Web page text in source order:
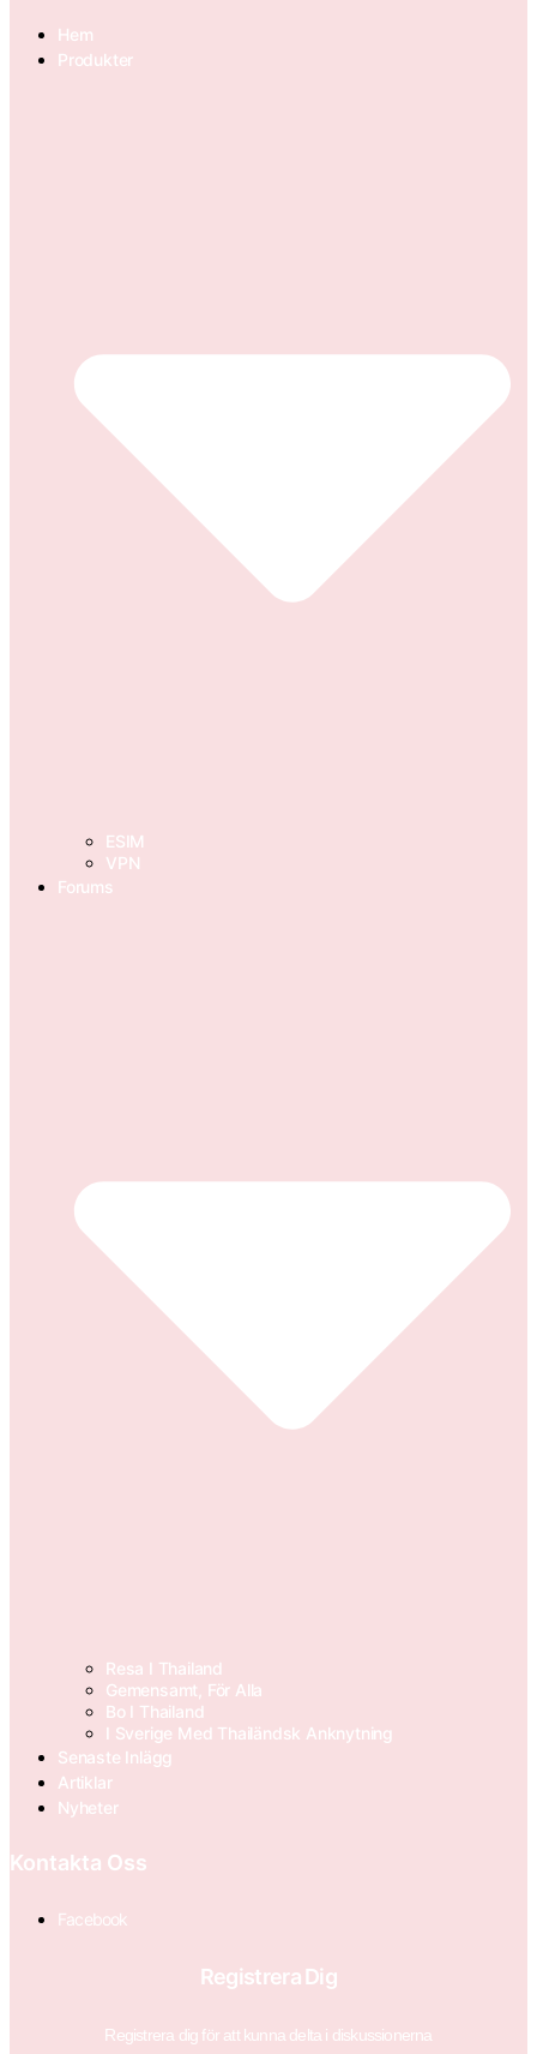
Hem
Produkter
ESIM
VPN
Forums
Resa I Thailand
Gemensamt, För Alla
Bo I Thailand
I Sverige Med Thailändsk Anknytning
Senaste Inlägg
Artiklar
Nyheter
Kontakta Oss
Facebook
Registrera Dig
Registrera dig för att kunna delta i diskussionerna